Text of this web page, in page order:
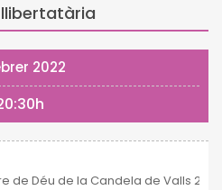
llibertatària
2022
de Déu de la Candela de Valls 2021